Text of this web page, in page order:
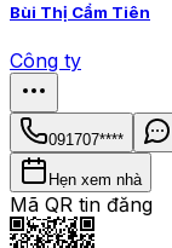
Bùi Thị Cẩm Tiên
Công ty
091707****
Hẹn xem nhà
Mã QR tin đăng